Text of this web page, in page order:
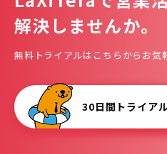
解決しませんか。
無料トライアルはこちらからお気
30日間トライア